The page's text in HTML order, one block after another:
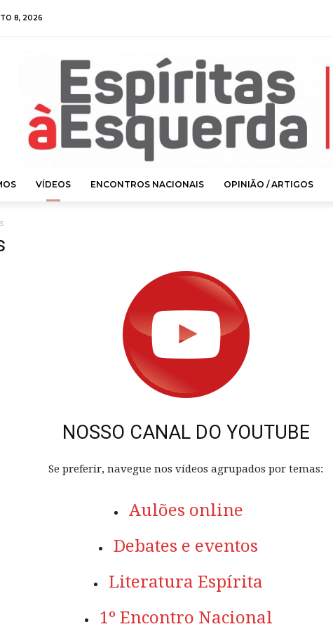
8, 2026
VÍDEOS ENCONTROS NACIONAIS OPINIÃO / ARTIGOS
NOSSO CANAL DO YOUTUBE
Se preferir, navegue nos vídeos agrupados por temas:
Aulões online
Debates e eventos
Literatura Espírita
1º Encontro Nacional